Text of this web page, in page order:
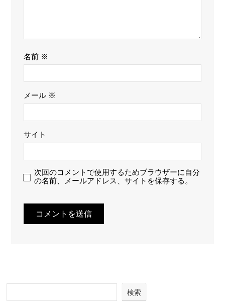
名前 ※
メール ※
サイト
次回のコメントで使用するためブラウザーに自分
の名前、メールアドレス、サイトを保存する。
検索